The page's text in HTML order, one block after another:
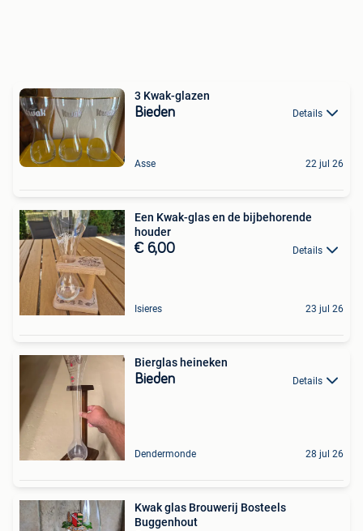
3 Kwak-glazen
Bieden Details
Asse 22 jul 26
Een Kwak-glas en de bijbehorende
houder
€ 6,00 Details
Isieres 23 jul 26
Bierglas heineken
Bieden Details
Dendermonde 28 jul 26
Kwak glas Brouwerij Bosteels
Buggenhout